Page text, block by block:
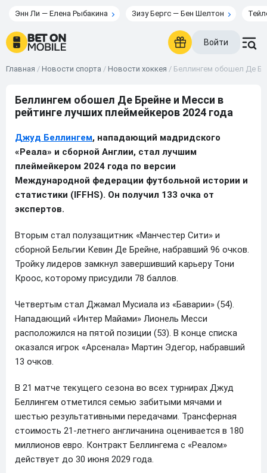
Энн Ли — Елена Рыбакина Зизу Бергс — Бен Шелтон
Войти
Главная / Новости спорта / Новости хоккея / Беллингем обошел Де
Беллингем обошел Де Брейне и Месси в
рейтинге лучших плеймейкеров 2024 года
Джуд Беллингем, нападающий мадридского
«Реала» и сборной Англии, стал лучшим
плеймейкером 2024 года по версии
Международной федерации футбольной истории и
статистики (IFFHS). Он получил 133 очка от
экспертов.
Вторым стал полузащитник «Манчестер Сити» и
сборной Бельгии Кевин Де Брейне, набравший 96 очков.
Тройку лидеров замкнул завершивший карьеру Тони
Кроос, которому присудили 78 баллов.
Четвертым стал Джамал Мусиала из «Баварии» (54).
Нападающий «Интер Майами» Лионель Месси
расположился на пятой позиции (53). В конце списка
оказался игрок «Арсенала» Мартин Эдегор, набравший
13 очков.
В 21 матче текущего сезона во всех турнирах Джуд
Беллингем отметился семью забитыми мячами и
шестью результативными передачами. Трансферная
стоимость 21-летнего англичанина оценивается в 180
миллионов евро. Контракт Беллингема с «Реалом»
действует до 30 июня 2029 года.